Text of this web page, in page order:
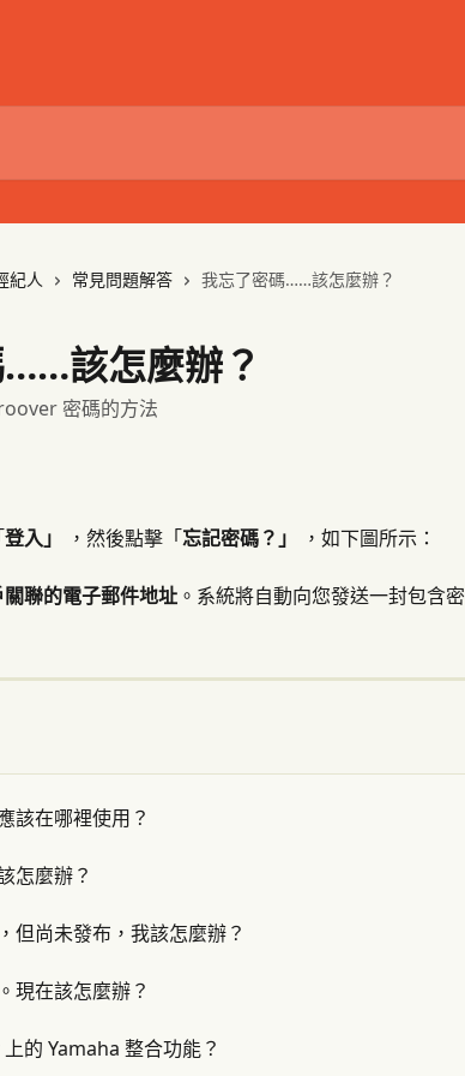
紀人 常見問題解答 我忘了密碼……該怎麼辦？
該怎麼辦？
密碼的方法
登入」 ，然後點擊「忘記密碼？」 ，如下圖所示：
聯的電子郵件地址 。系統將自動向您發送一封包含
該在哪裡使用？
怎麼辦？
但尚未發布，我該怎麼辦？
現在該怎麼辦？
的 Yamaha 整合功能？